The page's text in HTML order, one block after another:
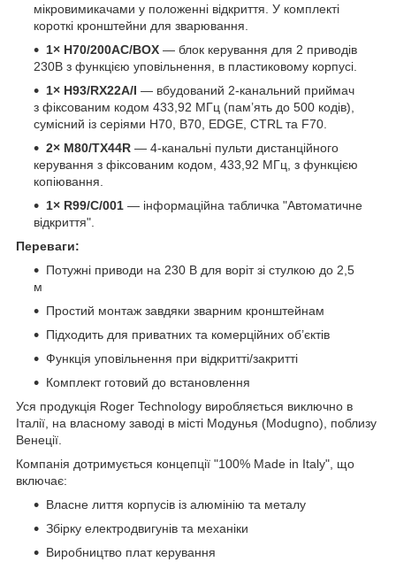
мікровимикачами у положенні відкриття. У комплекті
короткі кронштейни для зварювання.
1× H70/200AC/BOX — блок керування для 2 приводів
230В з функцією уповільнення, в пластиковому корпусі.
1× H93/RX22A/I — вбудований 2-канальний приймач
з фіксованим кодом 433,92 МГц (пам’ять до 500 кодів),
сумісний із серіями H70, B70, EDGE, CTRL та F70.
2× M80/TX44R — 4-канальні пульти дистанційного
керування з фіксованим кодом, 433,92 МГц, з функцією
копіювання.
1× R99/C/001 — інформаційна табличка "Автоматичне
відкриття".
Переваги:
Потужні приводи на 230 В для воріт зі стулкою до 2,5
м
Простий монтаж завдяки зварним кронштейнам
Підходить для приватних та комерційних об’єктів
Функція уповільнення при відкритті/закритті
Комплект готовий до встановлення
Уся продукція Roger Technology виробляється виключно в
Італії, на власному заводі в місті Модунья (Modugno), поблизу
Венеції.
Компанія дотримується концепції "100% Made in Italy", що
включає:
Власне лиття корпусів із алюмінію та металу
Збірку електродвигунів та механіки
Виробництво плат керування